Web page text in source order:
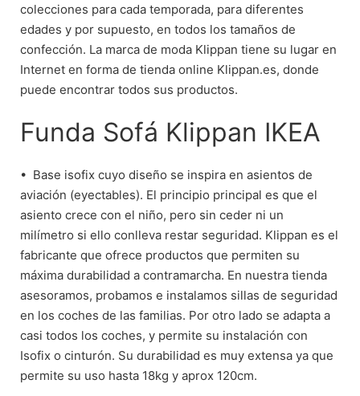
colecciones para cada temporada, para diferentes
edades y por supuesto, en todos los tamaños de
confección. La marca de moda Klippan tiene su lugar en
Internet en forma de tienda online Klippan.es, donde
puede encontrar todos sus productos.
Funda Sofá Klippan IKEA
•⁠ ⁠Base isofix cuyo diseño se inspira en asientos de
aviación (eyectables). El principio principal es que el
asiento crece con el niño, pero sin ceder ni un
milímetro si ello conlleva restar seguridad. Klippan es el
fabricante que ofrece productos que permiten su
máxima durabilidad a contramarcha. En nuestra tienda
asesoramos, probamos e instalamos sillas de seguridad
en los coches de las familias. Por otro lado se adapta a
casi todos los coches, y permite su instalación con
Isofix o cinturón. Su durabilidad es muy extensa ya que
permite su uso hasta 18kg y aprox 120cm.